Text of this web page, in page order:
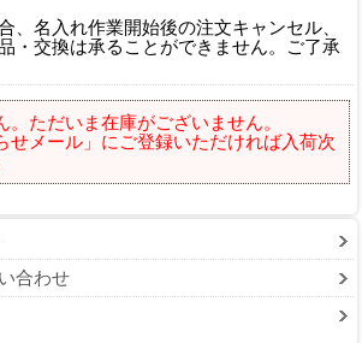
、名入れ作業開始後の注文キャンセル、
・交換は承ることができません。ご了承
。ただいま在庫がございません。
せメール」にご登録いただければ入荷次
合わせ